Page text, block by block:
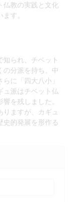
仏教の実践と文化
す。
られ、チベット
の分派を持ち、中
に「四大八小」
ュ派はチベット仏
を残しました。
ますが、カギュ
史的発展を形作る